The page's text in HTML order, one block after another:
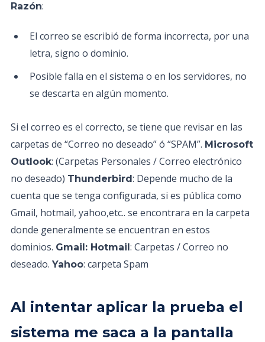
Razón:
El correo se escribió de forma incorrecta, por una
letra, signo o dominio.
Posible falla en el sistema o en los servidores, no
se descarta en algún momento.
Si el correo es el correcto, se tiene que revisar en las
carpetas de “Correo no deseado” ó “SPAM”. Microsoft
Outlook: (Carpetas Personales / Correo electrónico
no deseado) Thunderbird: Depende mucho de la
cuenta que se tenga configurada, si es pública como
Gmail, hotmail, yahoo,etc.. se encontrara en la carpeta
donde generalmente se encuentran en estos
dominios. Gmail: Hotmail: Carpetas / Correo no
deseado. Yahoo: carpeta Spam
Al intentar aplicar la prueba el
sistema me saca a la pantalla